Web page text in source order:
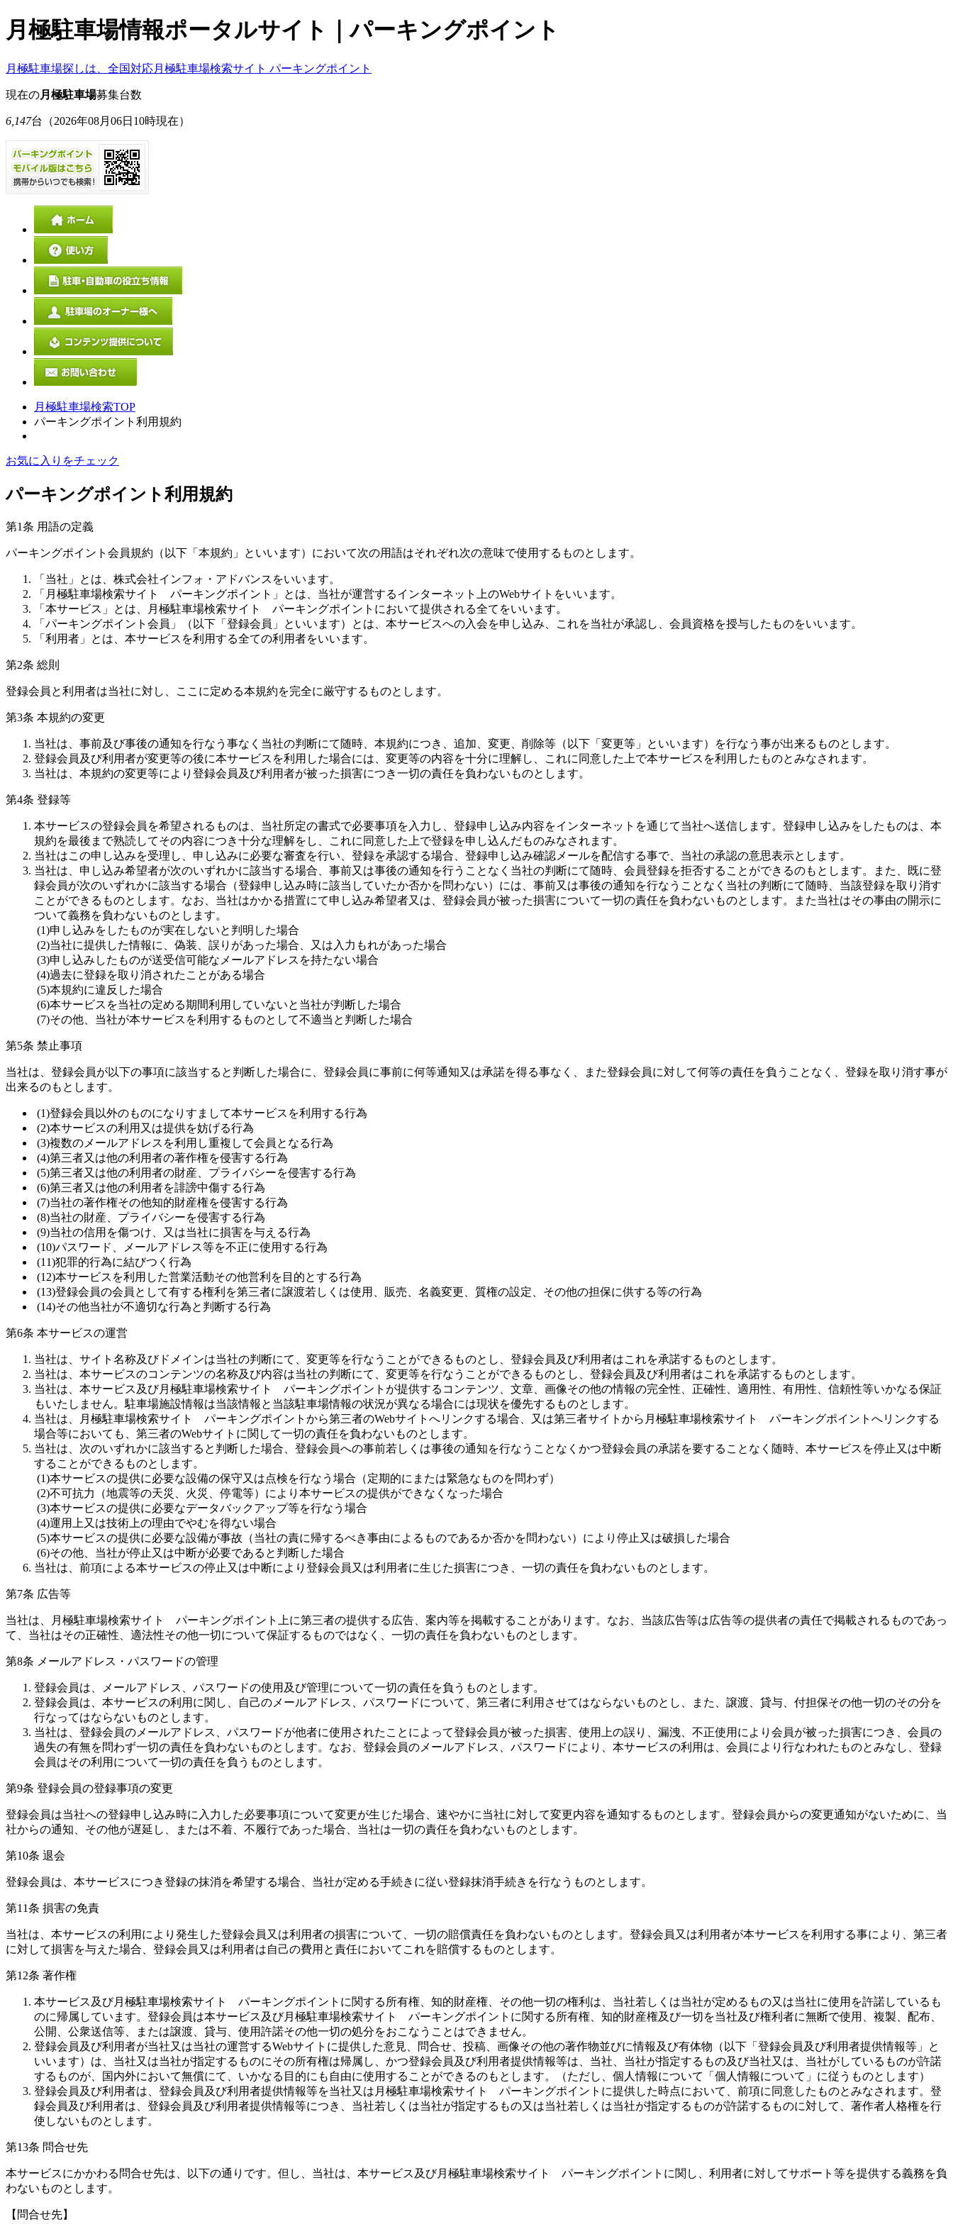
月極駐車場情報ポータルサイト｜パーキングポイント
月極駐車場探しは、全国対応月極駐車場検索サイト パーキングポイント
現在の月極駐車場募集台数
6,147台 （2026年08月06日10時現在）
月極駐車場検索TOP
パーキングポイント利用規約
お気に入りをチェック
パーキングポイント利用規約
第1条 用語の定義
パーキングポイント会員規約（以下「本規約」といいます）において次の用語はそれぞれ次の意味で使用するものとします。
「当社」とは、株式会社インフォ・アドバンスをいいます。
「月極駐車場検索サイト パーキングポイント」とは、当社が運営するインターネット上のWebサイトをいいます。
「本サービス」とは、月極駐車場検索サイト パーキングポイントにおいて提供される全てをいいます。
「パーキングポイント会員」（以下「登録会員」といいます）とは、本サービスへの入会を申し込み、これを当社が承認し、会員資格を授与したものをいいます。
「利用者」とは、本サービスを利用する全ての利用者をいいます。
第2条 総則
登録会員と利用者は当社に対し、ここに定める本規約を完全に厳守するものとします。
第3条 本規約の変更
当社は、事前及び事後の通知を行なう事なく当社の判断にて随時、本規約につき、追加、変更、削除等（以下「変更等」といいます）を行なう事が出来るものとします。
登録会員及び利用者が変更等の後に本サービスを利用した場合には、変更等の内容を十分に理解し、これに同意した上で本サービスを利用したものとみなされます。
当社は、本規約の変更等により登録会員及び利用者が被った損害につき一切の責任を負わないものとします。
第4条 登録等
本サービスの登録会員を希望されるものは、当社所定の書式で必要事項を入力し、登録申し込み内容をインターネットを通じて当社へ送信します。登録申し込みをしたものは、本
規約を最後まで熟読してその内容につき十分な理解をし、これに同意した上で登録を申し込んだものみなされます。
当社はこの申し込みを受理し、申し込みに必要な審査を行い、登録を承認する場合、登録申し込み確認メールを配信する事で、当社の承認の意思表示とします。
当社は、申し込み希望者が次のいずれかに該当する場合、事前又は事後の通知を行うことなく当社の判断にて随時、会員登録を拒否することができるのもとします。また、既に登
録会員が次のいずれかに該当する場合（登録申し込み時に該当していたか否かを問わない）には、事前又は事後の通知を行なうことなく当社の判断にて随時、当該登録を取り消す
ことができるものとします。なお、当社はかかる措置にて申し込み希望者又は、登録会員が被った損害について一切の責任を負わないものとします。また当社はその事由の開示に
ついて義務を負わないものとします。
(1)申し込みをしたものが実在しないと判明した場合
(2)当社に提供した情報に、偽装、誤りがあった場合、又は入力もれがあった場合
(3)申し込みしたものが送受信可能なメールアドレスを持たない場合
(4)過去に登録を取り消されたことがある場合
(5)本規約に違反した場合
(6)本サービスを当社の定める期間利用していないと当社が判断した場合
(7)その他、当社が本サービスを利用するものとして不適当と判断した場合
第5条 禁止事項
当社は、登録会員が以下の事項に該当すると判断した場合に、登録会員に事前に何等通知又は承諾を得る事なく、また登録会員に対して何等の責任を負うことなく、登録を取り消す事が
出来るのもとします。
(1)登録会員以外のものになりすまして本サービスを利用する行為
(2)本サービスの利用又は提供を妨げる行為
(3)複数のメールアドレスを利用し重複して会員となる行為
(4)第三者又は他の利用者の著作権を侵害する行為
(5)第三者又は他の利用者の財産、プライバシーを侵害する行為
(6)第三者又は他の利用者を誹謗中傷する行為
(7)当社の著作権その他知的財産権を侵害する行為
(8)当社の財産、プライバシーを侵害する行為
(9)当社の信用を傷つけ、又は当社に損害を与える行為
(10)パスワード、メールアドレス等を不正に使用する行為
(11)犯罪的行為に結びつく行為
(12)本サービスを利用した営業活動その他営利を目的とする行為
(13)登録会員の会員として有する権利を第三者に譲渡若しくは使用、販売、名義変更、質権の設定、その他の担保に供する等の行為
(14)その他当社が不適切な行為と判断する行為
第6条 本サービスの運営
当社は、サイト名称及びドメインは当社の判断にて、変更等を行なうことができるものとし、登録会員及び利用者はこれを承諾するものとします。
当社は、本サービスのコンテンツの名称及び内容は当社の判断にて、変更等を行なうことができるものとし、登録会員及び利用者はこれを承諾するものとします。
当社は、本サービス及び月極駐車場検索サイト パーキングポイントが提供するコンテンツ、文章、画像その他の情報の完全性、正確性、適用性、有用性、信頼性等いかなる保証
もいたしません。駐車場施設情報は当該情報と当該駐車場情報の状況が異なる場合には現状を優先するものとします。
当社は、月極駐車場検索サイト パーキングポイントから第三者のWebサイトへリンクする場合、又は第三者サイトから月極駐車場検索サイト パーキングポイントへリンクする
場合等においても、第三者のWebサイトに関して一切の責任を負わないものとします。
当社は、次のいずれかに該当すると判断した場合、登録会員への事前若しくは事後の通知を行なうことなくかつ登録会員の承諾を要することなく随時、本サービスを停止又は中断
することができるものとします。
(1)本サービスの提供に必要な設備の保守又は点検を行なう場合（定期的にまたは緊急なものを問わず）
(2)不可抗力（地震等の天災、火災、停電等）により本サービスの提供ができなくなった場合
(3)本サービスの提供に必要なデータバックアップ等を行なう場合
(4)運用上又は技術上の理由でやむを得ない場合
(5)本サービスの提供に必要な設備が事故（当社の責に帰するべき事由によるものであるか否かを問わない）により停止又は破損した場合
(6)その他、当社が停止又は中断が必要であると判断した場合
当社は、前項による本サービスの停止又は中断により登録会員又は利用者に生じた損害につき、一切の責任を負わないものとします。
第7条 広告等
当社は、月極駐車場検索サイト パーキングポイント上に第三者の提供する広告、案内等を掲載することがあります。なお、当該広告等は広告等の提供者の責任で掲載されるものであっ
て、当社はその正確性、適法性その他一切について保証するものではなく、一切の責任を負わないものとします。
第8条 メールアドレス・パスワードの管理
登録会員は、メールアドレス、パスワードの使用及び管理について一切の責任を負うものとします。
登録会員は、本サービスの利用に関し、自己のメールアドレス、パスワードについて、第三者に利用させてはならないものとし、また、譲渡、貸与、付担保その他一切のその分を
行なってはならないものとします。
当社は、登録会員のメールアドレス、パスワードが他者に使用されたことによって登録会員が被った損害、使用上の誤り、漏洩、不正使用により会員が被った損害につき、会員の
過失の有無を問わず一切の責任を負わないものとします。なお、登録会員のメールアドレス、パスワードにより、本サービスの利用は、会員により行なわれたものとみなし、登録
会員はその利用について一切の責任を負うものとします。
第9条 登録会員の登録事項の変更
登録会員は当社への登録申し込み時に入力した必要事項について変更が生じた場合、速やかに当社に対して変更内容を通知するものとします。登録会員からの変更通知がないために、当
社からの通知、その他が遅延し、または不着、不履行であった場合、当社は一切の責任を負わないものとします。
第10条 退会
登録会員は、本サービスにつき登録の抹消を希望する場合、当社が定める手続きに従い登録抹消手続きを行なうものとします。
第11条 損害の免責
当社は、本サービスの利用により発生した登録会員又は利用者の損害について、一切の賠償責任を負わないものとします。登録会員又は利用者が本サービスを利用する事により、第三者
に対して損害を与えた場合、登録会員又は利用者は自己の費用と責任においてこれを賠償するものとします。
第12条 著作権
本サービス及び月極駐車場検索サイト パーキングポイントに関する所有権、知的財産権、その他一切の権利は、当社若しくは当社が定めるもの又は当社に使用を許諾しているも
のに帰属しています。登録会員は本サービス及び月極駐車場検索サイト パーキングポイントに関する所有権、知的財産権及び一切を当社及び権利者に無断で使用、複製、配布、
公開、公衆送信等、または譲渡、貸与、使用許諾その他一切の処分をおこなうことはできません。
登録会員及び利用者が当社又は当社の運営するWebサイトに提供した意見、問合せ、投稿、画像その他の著作物並びに情報及び有体物（以下「登録会員及び利用者提供情報等」と
いいます）は、当社又は当社が指定するものにその所有権は帰属し、かつ登録会員及び利用者提供情報等は、当社、当社が指定するもの及び当社又は、当社がしているものが許諾
するものが、国内外において無償にて、いかなる目的にも自由に使用することができるのもとします。（ただし、個人情報について「個人情報について」に従うものとします）
登録会員及び利用者は、登録会員及び利用者提供情報等を当社又は月極駐車場検索サイト パーキングポイントに提供した時点において、前項に同意したものとみなされます。登
録会員及び利用者は、登録会員及び利用者提供情報等につき、当社若しくは当社が指定するもの又は当社若しくは当社が指定するものが許諾するものに対して、著作者人格権を行
使しないものとします。
第13条 問合せ先
本サービスにかかわる問合せ先は、以下の通りです。但し、当社は、本サービス及び月極駐車場検索サイト パーキングポイントに関し、利用者に対してサポート等を提供する義務を負
わないものとします。
【問合せ先】